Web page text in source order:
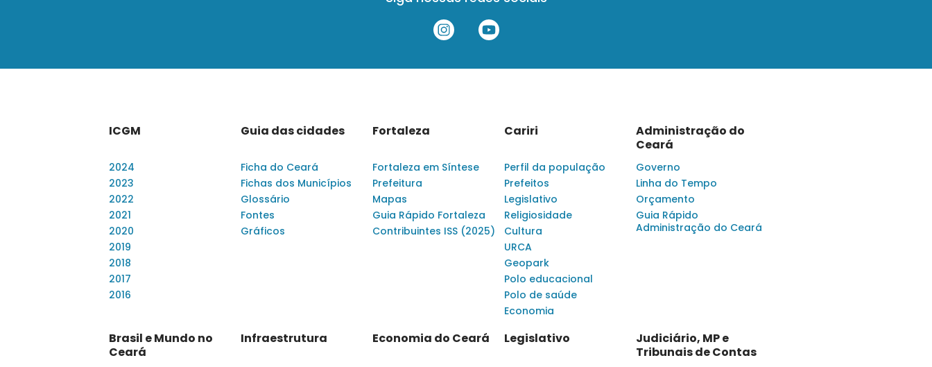
ICGM
2024
2023
2022
2021
2020
2019
2018
2017
2016
Guia das cidades
Ficha do Ceará
Fichas dos Municípios
Glossário
Fontes
Gráficos
Fortaleza
Fortaleza em Síntese
Prefeitura
Mapas
Guia Rápido Fortaleza
Contribuintes ISS (2025)
Cariri
Perfil da população
Prefeitos
Legislativo
Religiosidade
Cultura
URCA
Geopark
Polo educacional
Polo de saúde
Economia
Administração do
Ceará
Governo
Linha do Tempo
Orçamento
Guia Rápido
Administração do Ceará
Brasil e Mundo no
Ceará
Infraestrutura Economia do Ceará Legislativo
Judiciário, MP e
Tribunais de Contas